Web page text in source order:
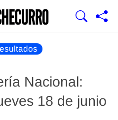
Nacional:
18 de junio